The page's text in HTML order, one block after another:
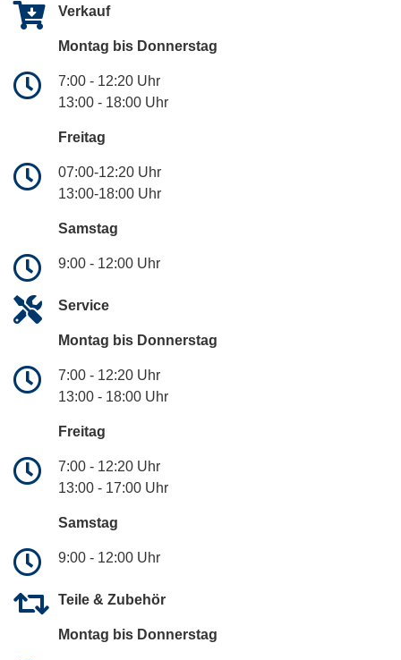
Verkauf
Montag bis Donnerstag
7:00 - 12:20 Uhr
13:00 - 18:00 Uhr
Freitag
07:00-12:20 Uhr
13:00-18:00 Uhr
Samstag
9:00 - 12:00 Uhr
Service
Montag bis Donnerstag
7:00 - 12:20 Uhr
13:00 - 18:00 Uhr
Freitag
7:00 - 12:20 Uhr
13:00 - 17:00 Uhr
Samstag
9:00 - 12:00 Uhr
Teile & Zubehör
Montag bis Donnerstag